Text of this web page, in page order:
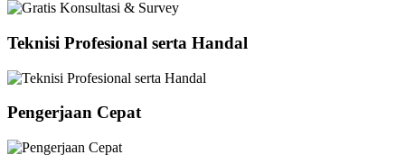
Teknisi Profesional serta Handal
Pengerjaan Cepat